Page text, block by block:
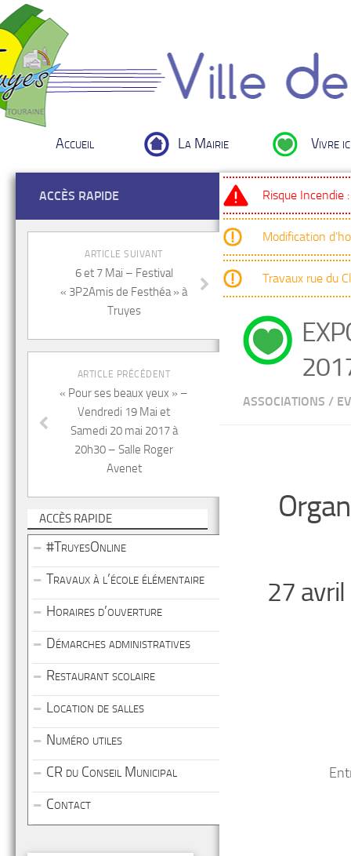
Accueil La Mairie Vivre
Risque Incendie
Modification
Travaux rue du
ASSOCIATIONS /
27
ACCÈS RAPIDE
ARTICLE SUIVANT
6 et 7 Mai – Festival
« 3P2Amis de Festhéa » à
Truyes
ARTICLE PRÉCÉDENT
« Pour ses beaux yeux » –
Vendredi 19 Mai et
Samedi 20 mai 2017 à
20h30 – Salle Roger
Avenet
ACCÈS RAPIDE
#TruyesOnline
Travaux à l’école élémentaire
Horaires d’ouverture
Démarches administratives
Restaurant scolaire
Location de salles
Numéro utiles
CR du Conseil Municipal
Contact